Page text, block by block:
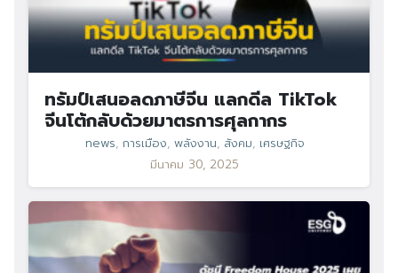
ทรัมป์เสนอลดภาษีจีน แลกดีล TikTok
จีนโต้กลับด้วยมาตรการศุลกากร
news, การเมือง, พลังงาน, สังคม, เศรษฐกิจ
มีนาคม 30, 2025